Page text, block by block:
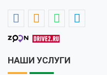
НАШИ УСЛУГИ